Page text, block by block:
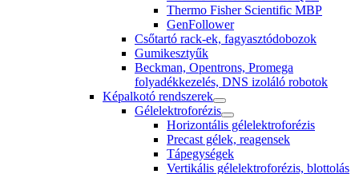
Thermo Fisher Scientific MBP
GenFollower
Csőtartó rack-ek, fagyasztódobozok
Gumikesztyűk
Beckman, Opentrons, Promega
folyadékkezelés, DNS izoláló robotok
Képalkotó rendszerek
Gélelektroforézis
Horizontális gélelektroforézis
Precast gélek, reagensek
Tápegységek
Vertikális gélelektroforézis, blottolás